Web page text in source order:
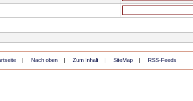
| Nach oben | Zum Inhalt | SiteMap | RSS-Feeds